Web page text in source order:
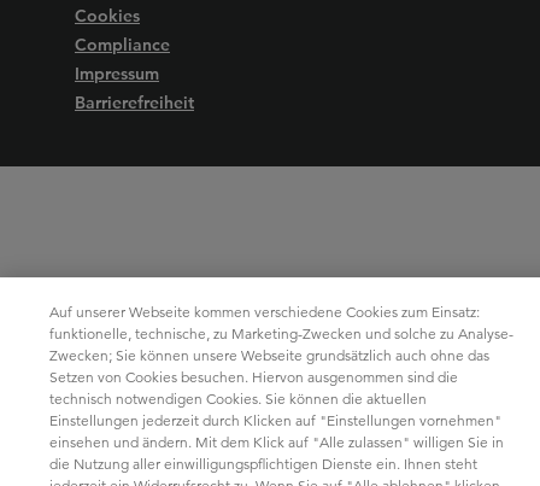
Cookies
Compliance
Impressum
Barrierefreiheit
Auf unserer Webseite kommen verschiedene Cookies zum Einsatz:
funktionelle, technische, zu Marketing-Zwecken und solche zu Analyse-
Zwecken; Sie können unsere Webseite grundsätzlich auch ohne das
Setzen von Cookies besuchen. Hiervon ausgenommen sind die
technisch notwendigen Cookies. Sie können die aktuellen
Einstellungen jederzeit durch Klicken auf "Einstellungen vornehmen"
einsehen und ändern. Mit dem Klick auf "Alle zulassen" willigen Sie in
die Nutzung aller einwilligungspflichtigen Dienste ein. Ihnen steht